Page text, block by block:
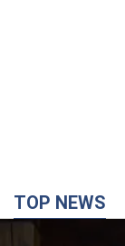
TOP NEWS